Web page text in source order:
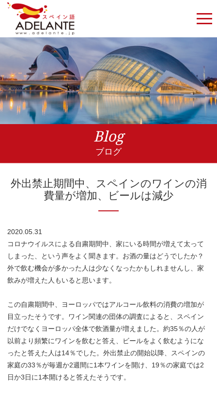
Blog
ブログ
外出禁止期間中、スペインのワインの消
費量が増加、ビールは減少
2020.05.31
コロナウイルスによる自粛期間中、家にいる時間が増えて太って
しまった、という声をよく聞きます。お酒の量はどうでしたか？
外で飲む機会が多かった人は少なくなったかもしれませんし、家
飲みが増えた人もいると思います。
この自粛期間中、ヨーロッパではアルコール飲料の消費の増加が
目立ったそうです。ワイン関連の団体の調査によると、スペイン
だけでなくヨーロッパ全体で飲酒量が増えました。約35％の人が
以前より頻繁にワインを飲むと答え、ビールをよく飲むようにな
ったと答えた人は14％でした。外出禁止の開始以降、スペインの
家庭の33％が毎週か2週間に1本ワインを開け、19％の家庭では2
日か3日に1本開けると答えたそうです。